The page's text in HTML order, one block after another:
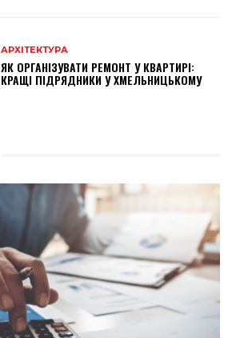
АРХІТЕКТУРА
ЯК ОРГАНІЗУВАТИ РЕМОНТ У КВАРТИРІ:
КРАЩІ ПІДРЯДНИКИ У ХМЕЛЬНИЦЬКОМУ